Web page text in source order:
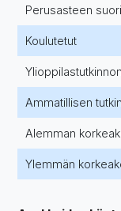
Perusasteen
Koulutetut
Ammatillisen
Alemman
Ylemmän